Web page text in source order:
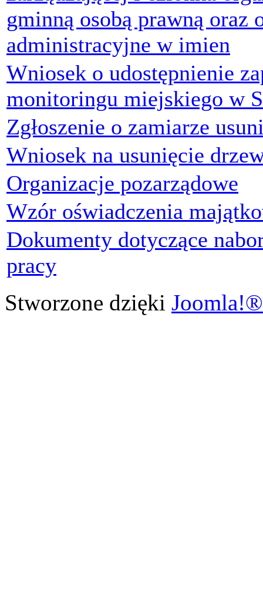
gminną osobą prawną oraz
administracyjne w imien
Wniosek o udostępnienie
monitoringu miejskiego w
Zgłoszenie o zamiarze
Wniosek na usunięcie
Organizacje pozarządowe
Wzór oświadczenia
Dokumenty dotyczące
pracy
Stworzone dzięki Joomla!®